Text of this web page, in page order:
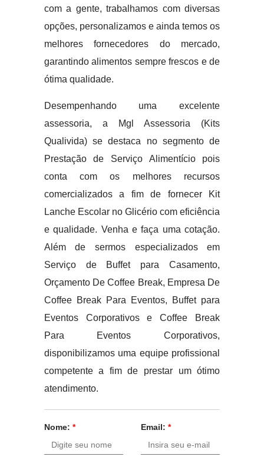
com a gente, trabalhamos com diversas
opções, personalizamos e ainda temos os
melhores fornecedores do mercado,
garantindo alimentos sempre frescos e de
ótima qualidade.
Desempenhando uma excelente
assessoria, a Mgl Assessoria (Kits
Qualivida) se destaca no segmento de
Prestação de Serviço Alimentício pois
conta com os melhores recursos
comercializados a fim de fornecer Kit
Lanche Escolar no Glicério com eficiência
e qualidade. Venha e faça uma cotação.
Além de sermos especializados em
Serviço de Buffet para Casamento,
Orçamento De Coffee Break, Empresa De
Coffee Break Para Eventos, Buffet para
Eventos Corporativos e Coffee Break
Para Eventos Corporativos,
disponibilizamos uma equipe profissional
competente a fim de prestar um ótimo
atendimento.
Nome: * Email: *